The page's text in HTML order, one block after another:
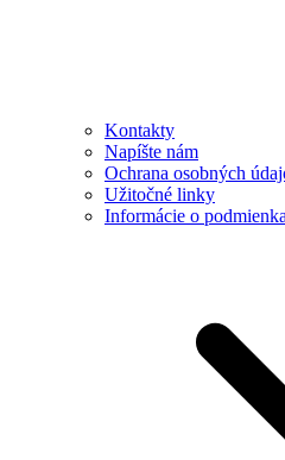
Kontakty
Napíšte nám
Ochrana osobných
Užitočné linky
Informácie o